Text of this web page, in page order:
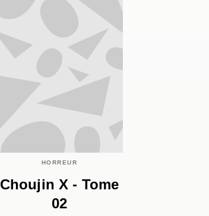
HORREUR
Choujin X - Tome
02